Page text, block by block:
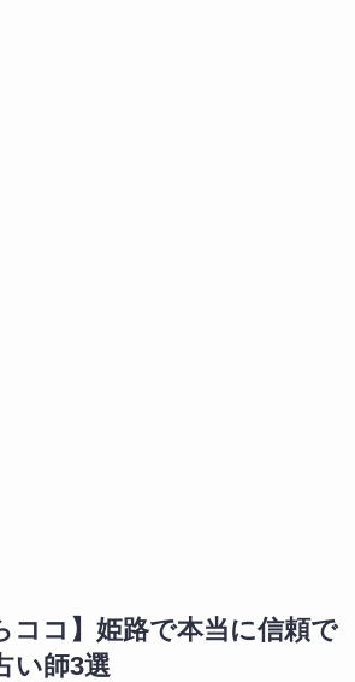
ココ】姫路で本当に信頼で
い師3選